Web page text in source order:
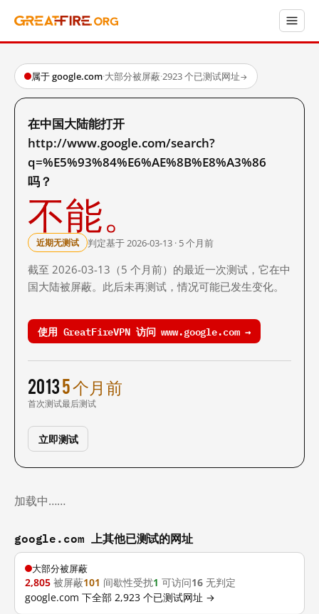
属于 google.com·大部分被屏蔽·2923 个已测试网址→
在中国大陆能打开
http://www.google.com/search?
q=%E5%93%84%E6%AE%8B%E8%A3%86
吗？
不能。
近期无测试 判定基于 2026-03-13 · 5 个月前
截至 2026-03-13（5 个月前）的最近一次测试，它在中
国大陆被屏蔽。此后未再测试，情况可能已发生变化。
使用 GreatFireVPN 访问 www.google.com →
2013
首次测试
5 个月前
最后测试
立即测试
加载中……
google.com 上其他已测试的网址
大部分被屏蔽
2,805 被屏蔽101 间歇性受扰1 可访问16 无判定
google.com 下全部 2,923 个已测试网址 →